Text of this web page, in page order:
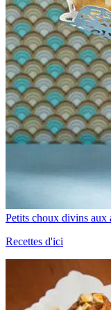
Petits choux divins aux
Recettes d'ici